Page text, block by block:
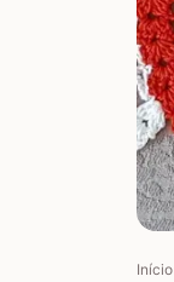
Início